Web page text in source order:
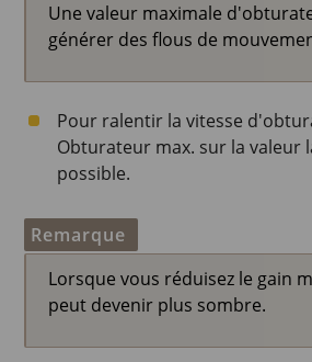
Une valeur maximale
générer des flous de
Pour ralentir la vitesse
Obturateur max. sur la valeur
possible.
Remarque
Lorsque vous réduisez le gain
peut devenir plus sombre.